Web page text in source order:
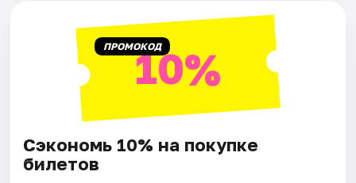
ПРОМОКОД10%
Сэкономь 10% на покупке
билетов